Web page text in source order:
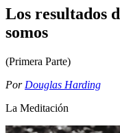
Los resultados
somos
(Primera Parte)
Por Douglas Harding
La Meditación